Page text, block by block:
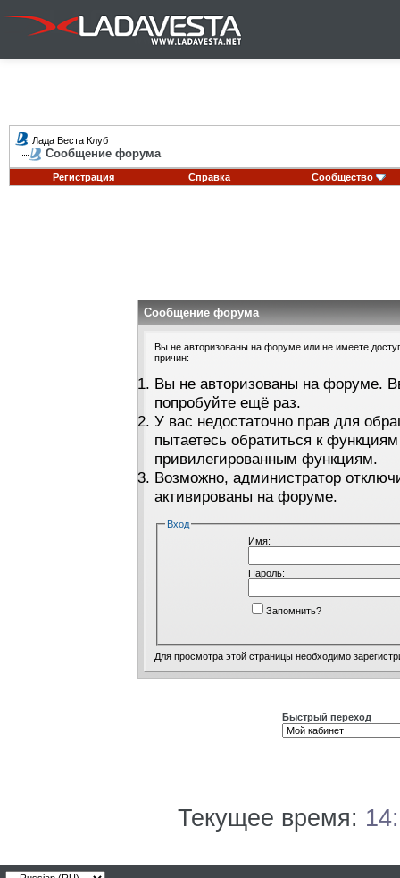
Лада Веста Клуб
Сообщение форума
Регистрация Справка Сообщество
Сообщение форума
Вы не авторизованы на форуме или не имеете
причин:
Вы не авторизованы на форуме.
попробуйте ещё раз.
У вас недостаточно прав для
пытаетесь обратиться к
привилегированным функциям.
Возможно, администратор
активированы на форуме.
Вход
Имя:
Пароль:
Запомнить?
Для просмотра этой страницы необходимо
Быстрый переход
Текущее время: